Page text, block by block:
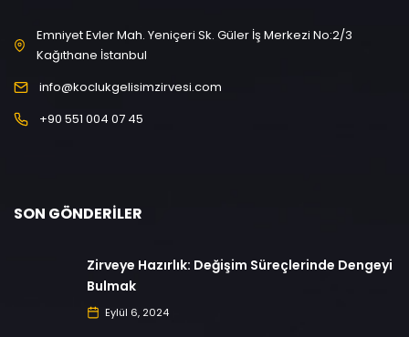
Emniyet Evler Mah. Yeniçeri Sk. Güler İş Merkezi No:2/3
Kağıthane İstanbul
info@koclukgelisimzirvesi.com
+90 551 004 07 45
SON GÖNDERILER
Zirveye Hazırlık: Değişim Süreçlerinde Dengeyi
Bulmak
Eylül 6, 2024